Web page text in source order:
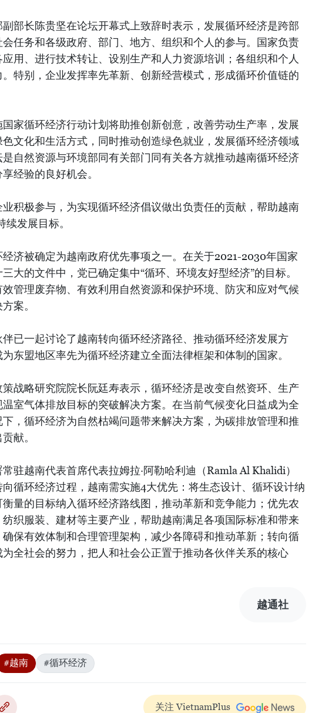
部长陈贵坚在论坛开幕式上致辞时表示，发展循环经济是跨部
任务和各级政府、部门、地方、组织和个人的参与。国家负责
用、进行技术转让、设别生产和人力资源培训；各组织和个人
特别，企业发挥率先革新、创新经营模式，形成循环价值链的
家循环经济行动计划将助推创新创意，改善劳动生产率，发展
色文化和生活方式，同时推动创造绿色就业，发展循环经济领域
自然资源与环境部同有关部门同有关各方就推动越南循环经济
经验的良好机会。
积极参与，为实现循环经济倡议做出负责任的贡献，帮助越南
发展目标。
济被确定为越南政府优先事项之一。在关于2021-2030年国家
大的文件中，党已确定集中“循环、环境友好型经济”的目标。
管理废弃物、有效利用自然资源和保护环境、防灾和应对气候
案。
已一起讨论了越南转向循环经济路径、推动循环经济发展方
东盟地区率先为循环经济建立全面法律框架和体制的国家。
战略研究院院长阮廷寿表示，循环经济是改变自然资环、生产
室气体排放目标的突破解决方案。在当前气候变化日益成为全
，循环经济为自然枯竭问题带来解决方案，为碳排放管理和推
献。
驻越南代表首席代表拉姆拉·阿勒哈利迪（Ramla Al Khalidi）
循环经济过程，越南需实施4大优先：将生态设计、循环设计纳
衡量的目标纳入循环经济路线图，推动革新和竞争能力；优先农
织服装、建材等主要产业，帮助越南满足各项国际标准和带来
保有效体制和合理管理架构，减少各障碍和推动革新；转向循
全社会的努力，把人和社会公正置于推动各伙伴关系的核心
越通社
#越南 #循环经济
关注 VietnamPlus